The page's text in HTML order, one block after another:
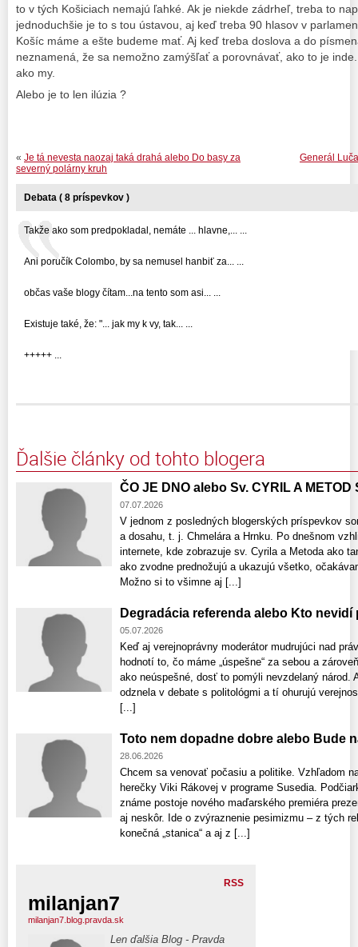
to v tých Košiciach nemajú ľahké. Ak je niekde zádrheľ, treba to
jednoduchšie je to s tou ústavou, aj keď treba 90 hlasov v
Košíc máme a ešte budeme mať. Aj keď treba doslova a do
neznamená, že sa nemožno zamýšľať a porovnávať, ako to je
ako my.
Alebo je to len ilúzia ?
Generál
« Je tá nevesta naozaj taká drahá alebo Do basy za
severný polárny kruh
Debata ( 8 príspevkov )
Takže ako som predpokladal, nemáte ... hlavne,... ...
Ani poručík Colombo, by sa nemusel hanbiť za... ...
občas vaše blogy čítam...na tento som asi... ...
Existuje také, že: "... jak my k vy, tak... ...
+++++ ...
Ďalšie články od tohto blogera
ČO JE DNO alebo Sv. CYRIL A METOD
07.07.2026
V jednom z posledných blogerských príspevkov
a dosahu, t. j. Chmelára a Hrnku. Po dnešnom
internete, kde zobrazuje sv. Cyrila a Metoda ako
ako zvodne prednožujú a ukazujú všetko,
Možno si to všimne aj [...]
Degradácia referenda alebo Kto
05.07.2026
Keď aj verejnoprávny moderátor mudrujúci nad
hodnotí to, čo máme „úspešne“ za sebou a
ako neúspešné, dosť to pomýli nevzdelaný národ.
odznela v debate s politológmi a tí ohurujú
[...]
Toto nem dopadne dobre alebo Bude
28.06.2026
Chcem sa venovať počasiu a politike. Vzhľadom
herečky Viki Rákovej v programe Susedia.
známe postoje nového maďarského premiéra
aj neskôr. Ide o zvýraznenie pesimizmu – z tých
konečná „stanica“ a aj z [...]
RSS
milanjan7
milanjan7.blog.pravda.sk
Len ďalšia Blog - Pravda